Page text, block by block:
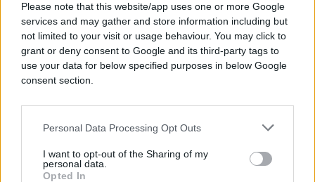
Please note that this website/app uses one or more Google
services and may gather and store information including but
not limited to your visit or usage behaviour. You may click to
grant or deny consent to Google and its third-party tags to
use your data for below specified purposes in below Google
consent section.
Personal Data Processing Opt Outs
I want to opt-out of the Sharing of my
personal data.
Opted In
Pravo na povrat odnosi se na novoizgrađene
stanove na koje je PDV plaćen i koji su uknjiženi na
ime kupca nakon 12. aprila 2025. godine, kada su
stupile na snagu izmjene Zakona.
kvadratnih po svakom članu porodičnog